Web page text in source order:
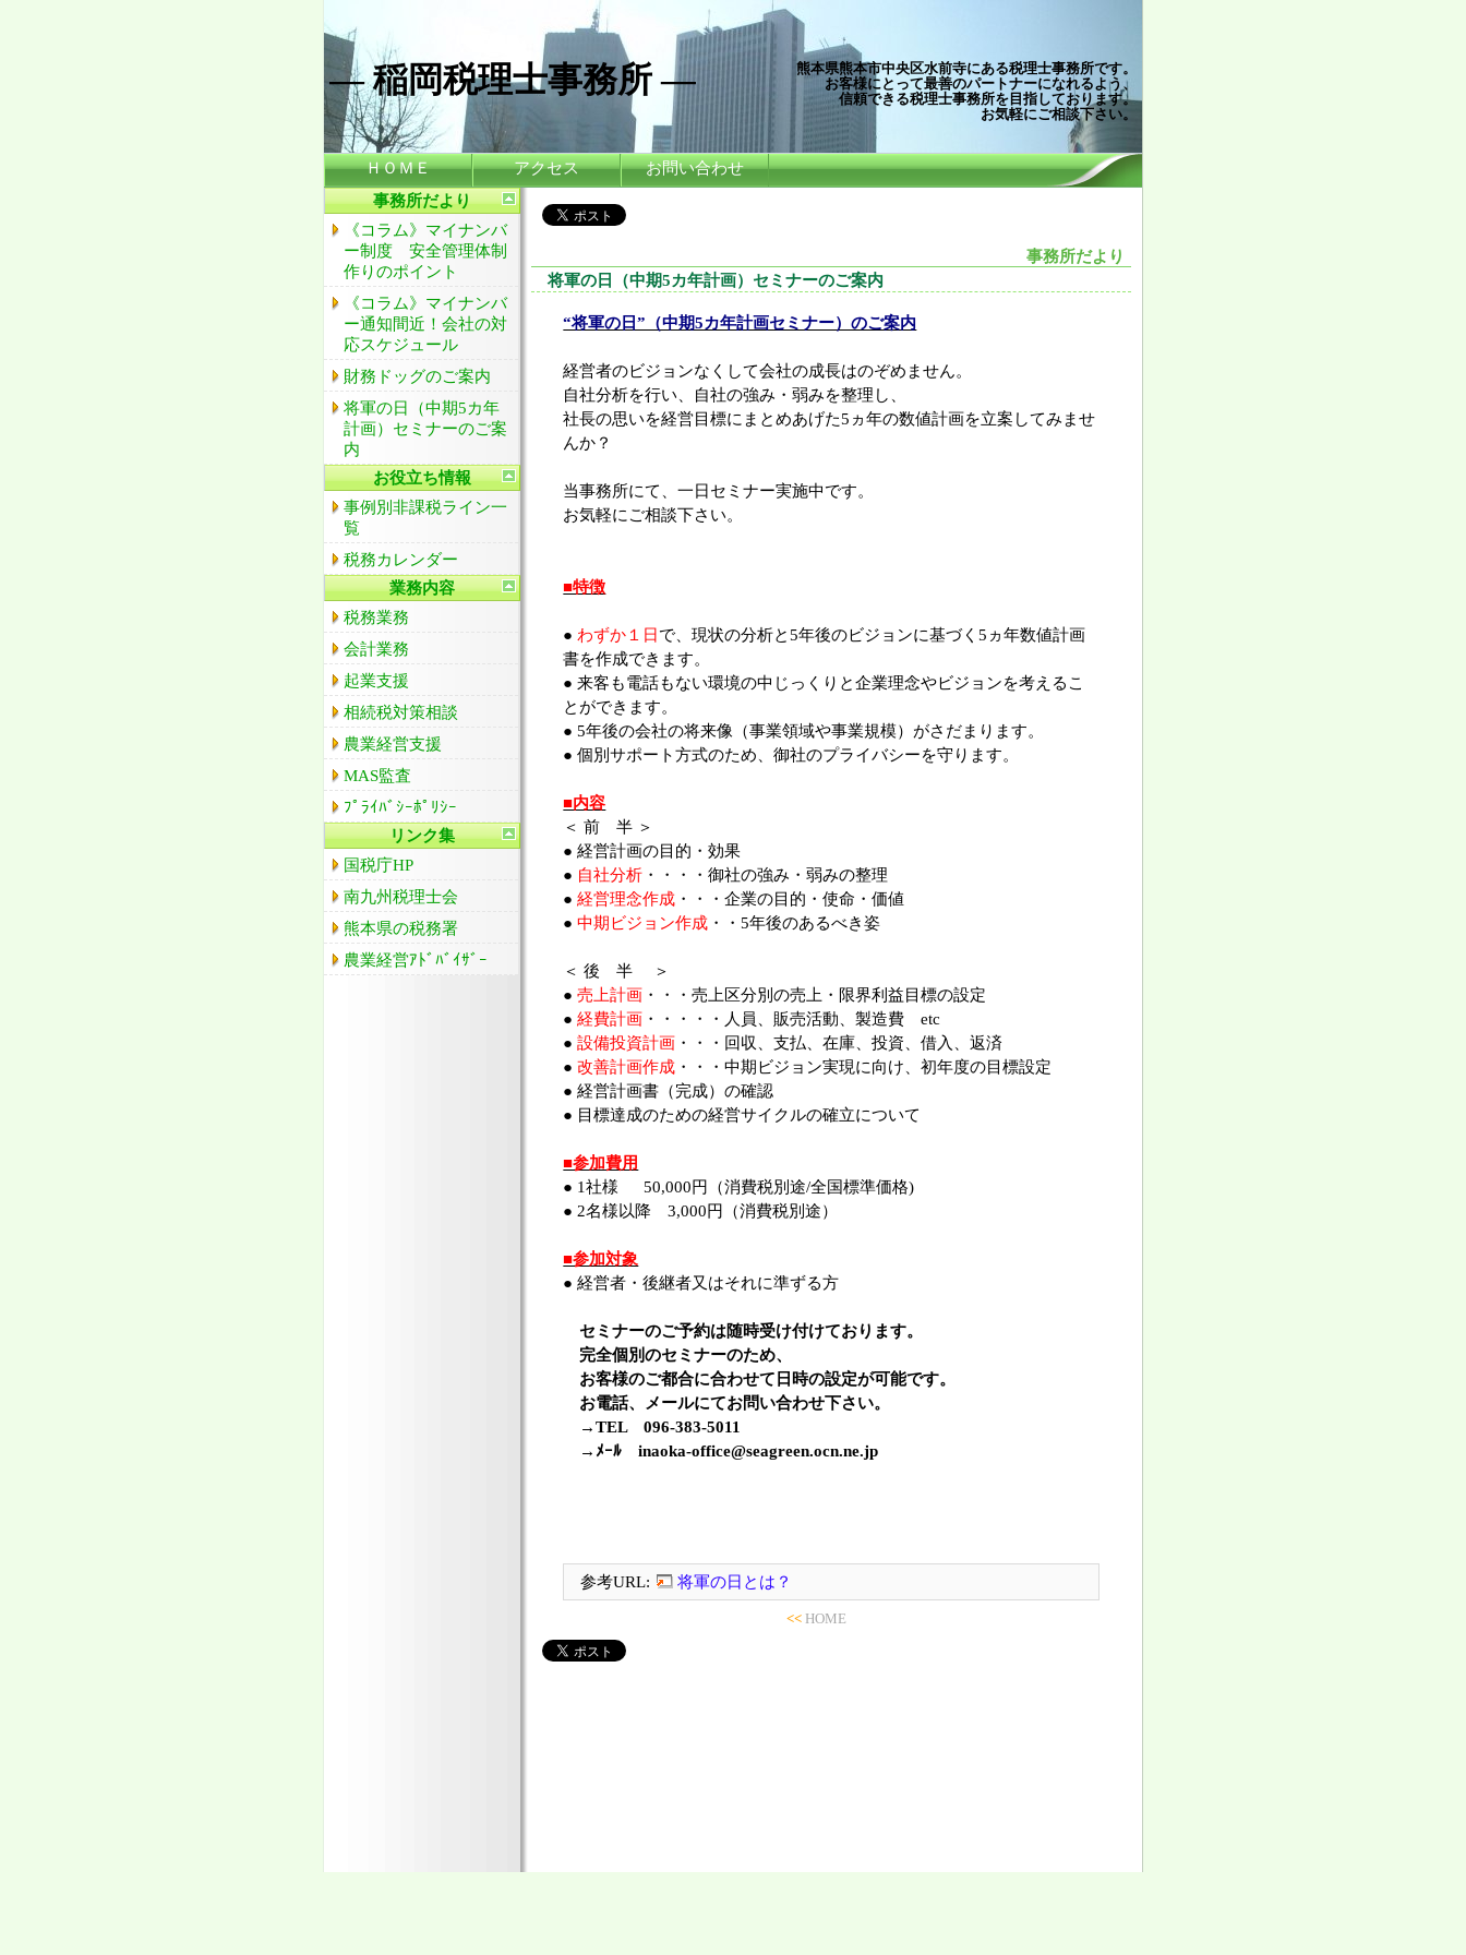
― 稲岡税理士事務所 ―
熊本県熊本市中央区水前寺にある税理士事務所です。
お客様にとって最善のパートナーになれるよう、
信頼できる税理士事務所を目指しております。
お気軽にご相談下さい。
ＨＯＭＥ アクセス
お問い合わせ
事務所だより
《コラム》マイナンバ
ー制度 安全管理体制
作りのポイント
《コラム》マイナンバ
ー通知間近！会社の対
応スケジュール
財務ドッグのご案内
将軍の日（中期5カ年
計画）セミナーのご案
内
お役立ち情報
事例別非課税ライン一
覧
税務カレンダー
業務内容
税務業務
会計業務
起業支援
相続税対策相談
農業経営支援
MAS監査
ﾌﾟﾗｲﾊﾞｼｰﾎﾟﾘｼｰ
リンク集
国税庁HP
南九州税理士会
熊本県の税務署
農業経営ｱﾄﾞﾊﾞｲｻﾞｰ
事務所だより
将軍の日（中期5カ年計画）セミナーのご案内
“将軍の日”（中期5カ年計画セミナー）のご案内
経営者のビジョンなくして会社の成長はのぞめません。
自社分析を行い、自社の強み・弱みを整理し、
社長の思いを経営目標にまとめあげた5ヵ年の数値計画を立案してみませ
んか？
当事務所にて、一日セミナー実施中です。
お気軽にご相談下さい。
■特徴
●わずか１日 で、現状の分析と5年後のビジョンに基づく5ヵ年数値計画
書を作成できます。
● 来客も電話もない環境の中じっくりと企業理念やビジョンを考えるこ
とができます。
● 5年後の会社の将来像（事業領域や事業規模）がさだまります。
● 個別サポート方式のため、御社のプライバシーを守ります。
■内容
＜ 前 半 ＞
● 経営計画の目的・効果
● 自社分析 ・・・・御社の強み・弱みの整理
●経営理念作成 ・・・企業の目的・使命・価値
●中期ビジョン作成 ・・5年後のあるべき姿
＜ 後 半 ＞
●売上計画 ・・・売上区分別の売上・限界利益目標の設定
●経費計画 ・・・・・人員、販売活動、製造費 etc
●設備投資計画 ・・・回収、支払、在庫、投資、借入、返済
●改善計画作成 ・・・中期ビジョン実現に向け、初年度の目標設定
● 経営計画書（完成）の確認
● 目標達成のための経営サイクルの確立について
■参加費用
● 1社様 50,000円（消費税別途/全国標準価格)
● 2名様以降 3,000円（消費税別途）
■参加対象
● 経営者・後継者又はそれに準ずる方
セミナーのご予約は随時受け付けております。
完全個別のセミナーのため、
お客様のご都合に合わせて日時の設定が可能です。
お電話、メールにてお問い合わせ下さい。
→TEL 096-383-5011
→ﾒｰﾙ inaoka-office@seagreen.ocn.ne.jp
参考URL: 将軍の日とは？
<< HOME